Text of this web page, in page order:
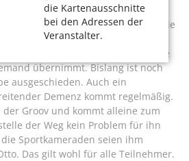
die Kartenausschnitte
bei den Adressen der
Veranstalter.
eigentlich alle ihre Neuzugänge die
„Die hören auf, wenn
Otto auf die Frage, ob sie keine
übernimmt. Bislang ist noch
ausgeschieden. Auch ein
Demenz kommt regelmäßig.
Groov und kommt alleine zum
der Weg kein Problem für ihn
Sportkameraden seien ihm
Das gilt wohl für alle Teilnehmer.